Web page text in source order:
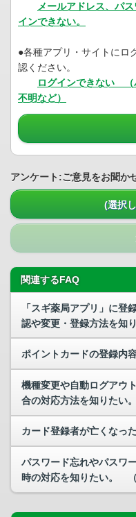
メールアドレス、パ
インできない。
●各種アプリ・サイトにロ
認ください。
ログインできない （
不明など）
アンケート:ご意見をお聞か
(選択
関連するFAQ
「スギ薬局アプリ」に登
認や変更・登録方法を知り
ポイントカードの登録内
機種変更や自動ログアウ
合の対応方法を知りたい
カード登録者が亡くなっ
パスワード忘れやパスワ
時の対応を知りたい。